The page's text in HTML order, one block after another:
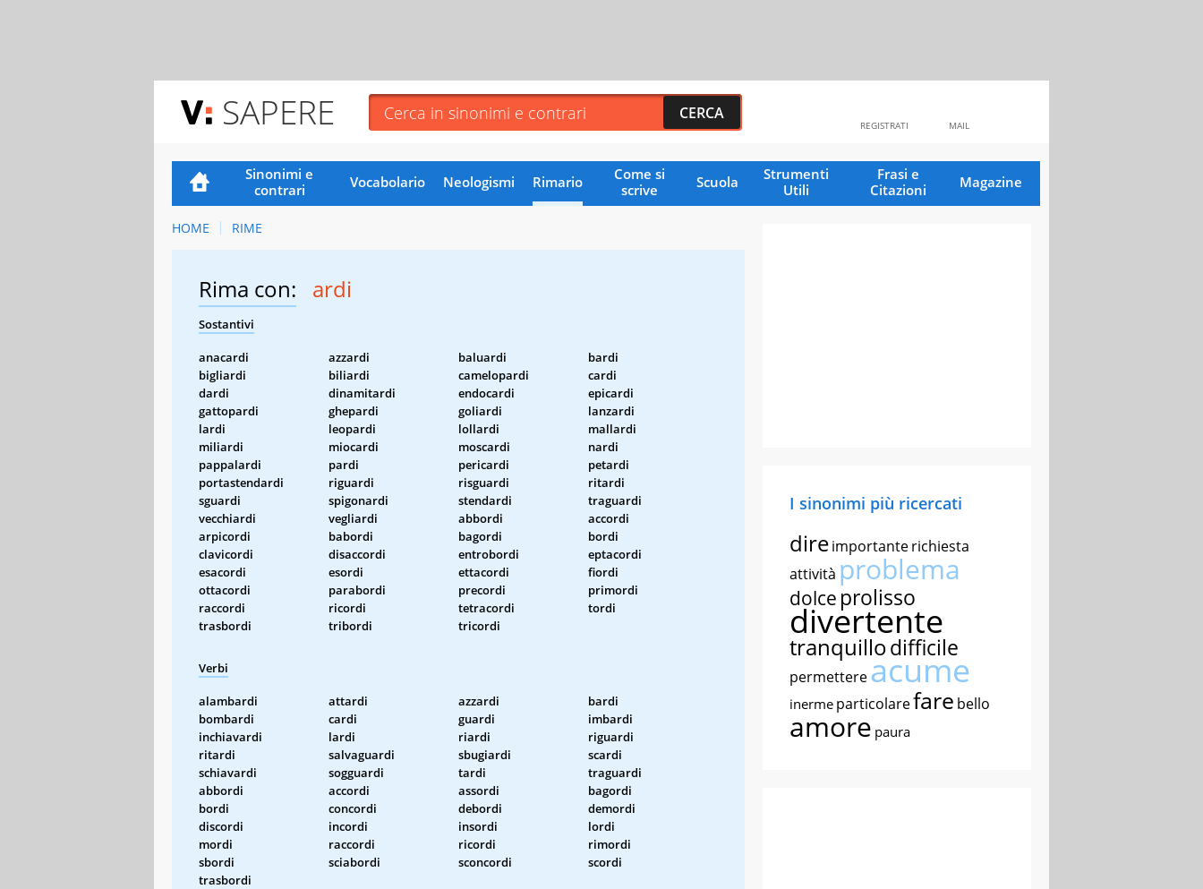
SAPERE MAIL
REGISTRATI
Sinonimi e
contrari
Vocabolario Neologismi Rimario
Come si
scrive
Scuola
Strumenti
Utili
Frasi e
Citazioni
Magazine
HOME RIME
Rima con: ardi
Sostantivi
anacardi azzardi baluardi
bardi
bigliardi
biliardi camelopardi
cardi
dardi
dinamitardi endocardi
epicardi
gattopardi
ghepardi goliardi
lanzardi
lardi
leopardi lollardi
mallardi
miliardi
miocardi moscardi
nardi
pappalardi
pardi pericardi
petardi
portastendardi
riguardi risguardi
ritardi
sguardi
spigonardi stendardi
traguardi
vecchiardi
vegliardi abbordi
accordi
arpicordi
babordi bagordi
bordi
clavicordi
disaccordi entrobordi
eptacordi
esacordi
esordi ettacordi
fiordi
ottacordi
parabordi precordi
primordi
raccordi
ricordi tetracordi
tordi
trasbordi
tribordi tricordi
Verbi
alambardi attardi azzardi
bardi
bombardi
cardi guardi
imbardi
inchiavardi
lardi riardi
riguardi
ritardi
salvaguardi sbugiardi
scardi
schiavardi
sogguardi tardi
traguardi
abbordi
accordi assordi
bagordi
bordi
concordi debordi
demordi
discordi
incordi insordi
lordi
mordi
raccordi ricordi
rimordi
sbordi
sciabordi sconcordi
scordi
trasbordi
I sinonimi più ricercati
direimportanterichiesta
attività problema
dolce prolisso
divertente
tranquillodifficile
permettereacume
inerme particolarefare bello
amore paura